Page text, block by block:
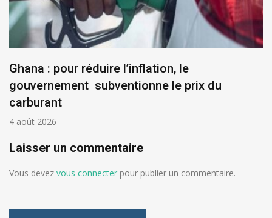
Ghana : pour réduire l’inflation, le
gouvernement subventionne le prix du
carburant
4 août 2026
Laisser un commentaire
Vous devez vous connecter pour publier un commentaire.